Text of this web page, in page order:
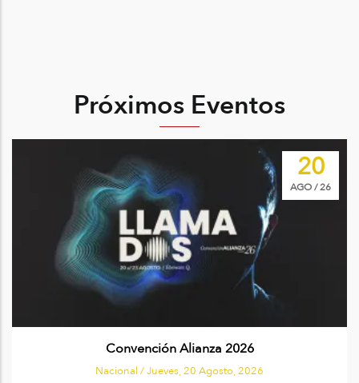
Próximos Eventos
20
AGO / 26
Convención Alianza 2026
Nacional /Jueves, 20 Agosto, 2026